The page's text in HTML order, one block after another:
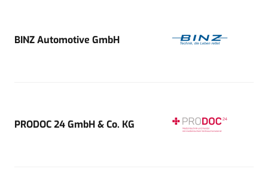
BINZ Automotive GmbH
PRODOC 24 GmbH & Co. KG